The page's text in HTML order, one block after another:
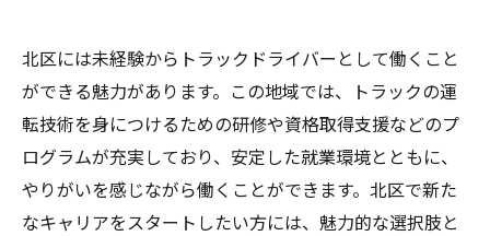
北区には未経験からトラックドライバーとして働くこと
ができる魅力があります。この地域では、トラックの運
転技術を身につけるための研修や資格取得支援などのプ
ログラムが充実しており、安定した就業環境とともに、
やりがいを感じながら働くことができます。北区で新た
なキャリアをスタートしたい方には、魅力的な選択肢と